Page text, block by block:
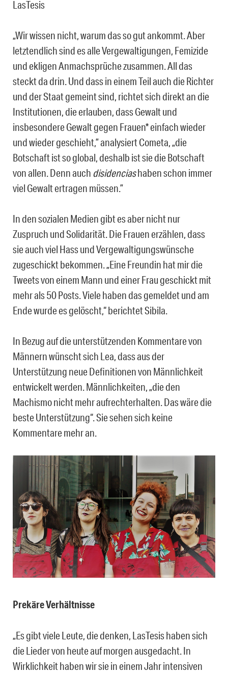
LasTesis
„Wir wissen nicht, warum das so gut ankommt. Aber
letztendlich sind es alle Vergewaltigungen, Femizide
und ekligen Anmachsprüche zusammen. All das
steckt da drin. Und dass in einem Teil auch die Richter
und der Staat gemeint sind, richtet sich direkt an die
Institutionen, die erlauben, dass Gewalt und
insbesondere Gewalt gegen Frauen* einfach wieder
und wieder geschieht,” analysiert Cometa, „die
Botschaft ist so global, deshalb ist sie die Botschaft
von allen. Denn auch disidenciashaben schon immer
viel Gewalt ertragen müssen.”
In den sozialen Medien gibt es aber nicht nur
Zuspruch und Solidarität. Die Frauen erzählen, dass
sie auch viel Hass und Vergewaltigungswünsche
zugeschickt bekommen. „Eine Freundin hat mir die
Tweets von einem Mann und einer Frau geschickt mit
mehr als 50 Posts. Viele haben das gemeldet und am
Ende wurde es gelöscht,“ berichtet Sibila.
In Bezug auf die unterstützenden Kommentare von
Männern wünscht sich Lea, dass aus der
Unterstützung neue Definitionen von Männlichkeit
entwickelt werden. Männlichkeiten, „die den
Machismo nicht mehr aufrechterhalten. Das wäre die
beste Unterstützung“. Sie sehen sich keine
Kommentare mehr an.
Prekäre Verhältnisse
„Es gibt viele Leute, die denken, LasTesis haben sich
die Lieder von heute auf morgen ausgedacht. In
Wirklichkeit haben wir sie in einem Jahr intensiven